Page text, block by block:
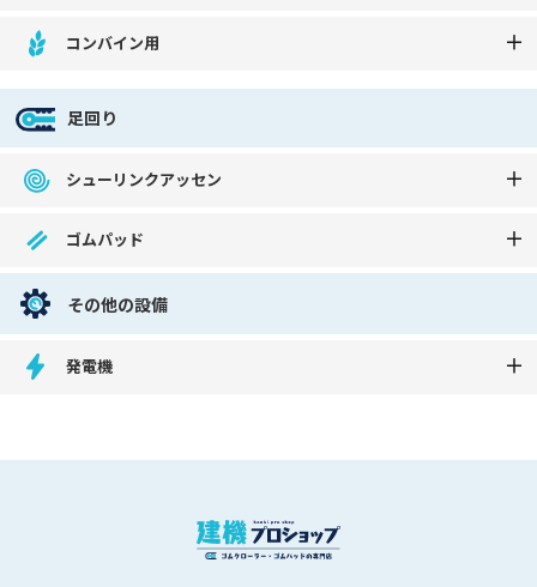
コンバイン用
足回り
シューリンクアッセン
ゴムパッド
その他の設備
発電機